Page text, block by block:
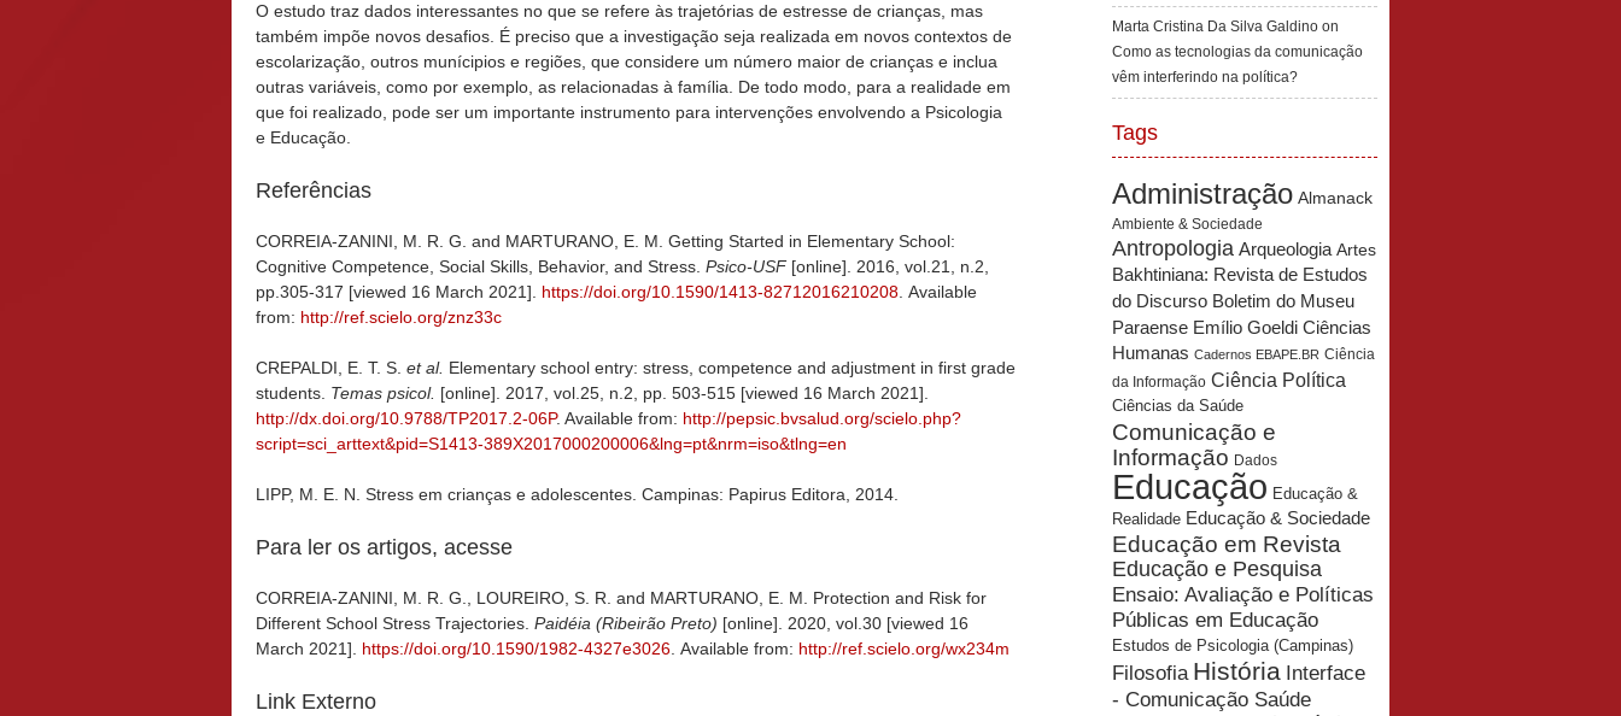
O estudo traz dados interessantes no que se refere às trajetórias de estresse de crianças, mas
também impõe novos desafios. É preciso que a investigação seja realizada em novos contextos de
escolarização, outros munícipios e regiões, que considere um número maior de crianças e inclua
outras variáveis, como por exemplo, as relacionadas à família. De todo modo, para a realidade em
que foi realizado, pode ser um importante instrumento para intervenções envolvendo a Psicologia
e Educação.
Referências
CORREIA-ZANINI, M. R. G. and MARTURANO, E. M. Getting Started in Elementary School:
Cognitive Competence, Social Skills, Behavior, and Stress. Psico-USF [online]. 2016, vol.21, n.2,
pp.305-317 [viewed 16 March 2021]. https://doi.org/10.1590/1413-82712016210208 . Available
from: http://ref.scielo.org/znz33c
CREPALDI, E. T. S. et al. Elementary school entry: stress, competence and adjustment in first grade
students. Temas psicol. [online]. 2017, vol.25, n.2, pp. 503-515 [viewed 16 March 2021].
http://dx.doi.org/10.9788/TP2017.2-06P. Available from: http://pepsic.bvsalud.org/scielo.php?
script=sci_arttext&pid=S1413-389X2017000200006&lng=pt&nrm=iso&tlng=en
LIPP, M. E. N. Stress em crianças e adolescentes. Campinas: Papirus Editora, 2014.
Para ler os artigos, acesse
CORREIA-ZANINI, M. R. G., LOUREIRO, S. R. and MARTURANO, E. M. Protection and Risk for
Different School Stress Trajectories. Paidéia (Ribeirão Preto) [online]. 2020, vol.30 [viewed 16
March 2021]. https://doi.org/10.1590/1982-4327e3026 . Available from: http://ref.scielo.org/wx234m
Link Externo
Marta Cristina Da Silva Galdino on
Como as tecnologias da comunicação
vêm interferindo na política?
Tags
Administração Almanack
Ambiente & Sociedade
Antropologia Arqueologia Artes
Bakhtiniana: Revista de Estudos
do Discurso Boletim do Museu
Paraense Emílio Goeldi Ciências
Humanas Cadernos EBAPE.BR Ciência
da Informação Ciência Política
Ciências da Saúde
Comunicação e
Informação Dados
Educação Educação &
Realidade Educação & Sociedade
Educação em Revista
Educação e Pesquisa
Ensaio: Avaliação e Políticas
Públicas em Educação
Estudos de Psicologia (Campinas)
Filosofia História Interface
- Comunicação Saúde